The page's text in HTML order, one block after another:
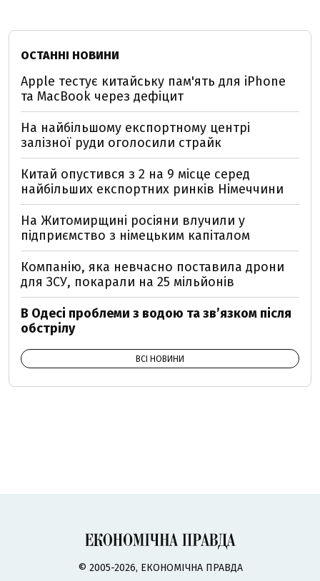
ОСТАННІ НОВИНИ
Apple тестує китайську пам'ять для iPhone
та MacBook через дефіцит
На найбільшому експортному центрі
залізної руди оголосили страйк
Китай опустився з 2 на 9 місце серед
найбільших експортних ринків Німеччини
На Житомирщині росіяни влучили у
підприємство з німецьким капіталом
Компанію, яка невчасно поставила дрони
для ЗСУ, покарали на 25 мільйонів
В Одесі проблеми з водою та звʼязком після
обстрілу
ВСІ НОВИНИ
© 2005-2026, ЕКОНОМІЧНА ПРАВДА